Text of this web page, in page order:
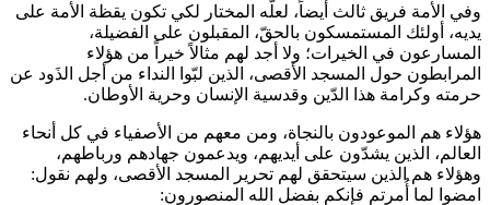
وفي الأمة فريق ثالث أيضاً، لعلَّه المختار لكي تكون يقظة الأمة على
يديه، أولئك المستمسكون بالحقّ، المقبلون على الفضيلة،
المسارعون في الخيرات؛ ولا أجد لهم مثالاً خيراً من هؤلاء
المرابطون حول المسجد الأقصى، الذين لبّوا النداء من أجل الذَود عن
حرمته وكرامة هذا الدّين وقدسية الإنسان وحرية الأوطان.
هؤلاء هم الموعودون بالنجاة، ومن معهم من الأصفياء في كل أنحاء
العالم، الذين يشدّون على أيديهم، ويدعمون جهادهم ورباطهم،
وهؤلاء هم الذين سيتحقق لهم تحرير المسجد الأقصى، ولهم نقول:
امضوا لما أُمرتم فإنكم بفضل الله المنصورون: